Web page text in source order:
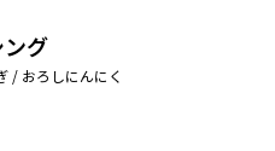
グ
/ おろしにんにく